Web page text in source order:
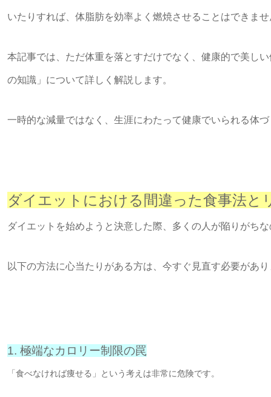
いたりすれば、体脂肪を効率よく燃焼させることはできませ
本記事では、ただ体重を落とすだけでなく、健康的で美し
の知識」について詳しく解説します。
一時的な減量ではなく、生涯にわたって健康でいられる体づ
ダイエットにおける間違った食事法と
ダイエットを始めようと決意した際、多くの人が陥りがち
以下の方法に心当たりがある方は、今すぐ見直す必要があり
1. 極端なカロリー制限の罠
「食べなければ痩せる」という考えは非常に危険です。